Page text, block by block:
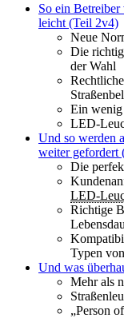
So ein Betreiber
leicht (Teil 2v4)
Neue
Die
der Wahl
Ein
LED-
Und so werden
weiter gefordert
Die
LED-
Richtige
Typen
Und was
Mehr als
„Person